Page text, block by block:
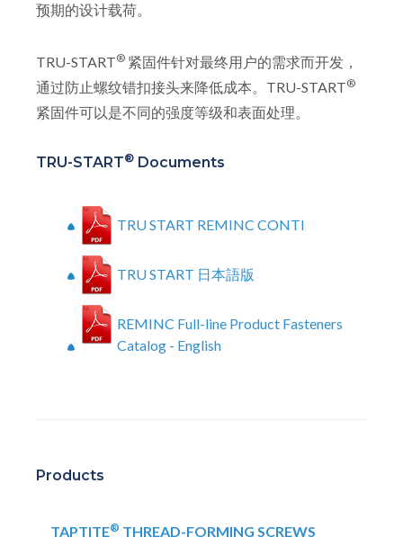
预期的设计载荷。
TRU-START® 紧固件针对最终用户的需求而开发，
通过防止螺纹错扣接头来降低成本。TRU-START®
紧固件可以是不同的强度等级和表面处理。
TRU-START® Documents
TRU START REMINC CONTI
TRU START 日本語版
REMINC Full-line Product Fasteners
Catalog - English
Products
TAPTITE® THREAD-FORMING SCREWS